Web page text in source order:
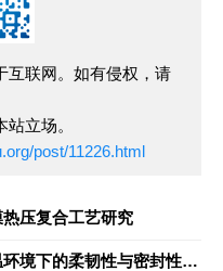
互联网。如有侵权，请
立场。
post/11226.html
热压复合工艺研究
下一篇：聚醚型TPU复合膜在低温环境下的柔韧性与密封性能研究